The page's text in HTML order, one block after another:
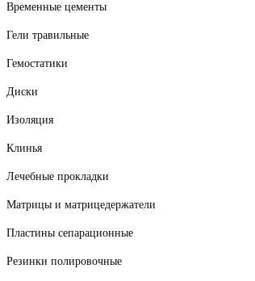
Временные цементы
Гели травильные
Гемостатики
Диски
Изоляция
Клинья
Лечебные прокладки
Матрицы и матрицедержатели
Пластины сепарационные
Резинки полировочные